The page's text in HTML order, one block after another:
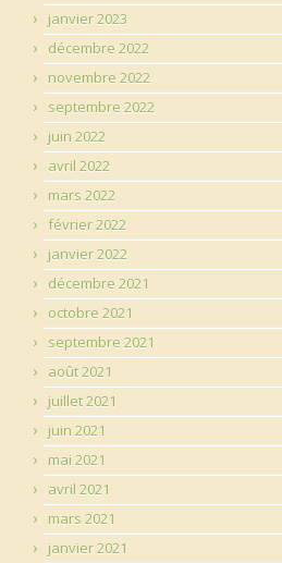
janvier 2023
décembre 2022
novembre 2022
septembre 2022
juin 2022
avril 2022
mars 2022
février 2022
janvier 2022
décembre 2021
octobre 2021
septembre 2021
août 2021
juillet 2021
juin 2021
mai 2021
avril 2021
mars 2021
janvier 2021